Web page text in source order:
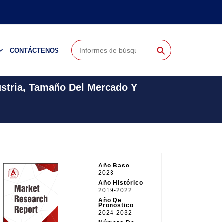
CONTÁCTENOS ⚲
Tamaño Del Mercado Y
Año Base
2023
Año Histórico
2019-2022
Año De
Pronóstico
2024-2032